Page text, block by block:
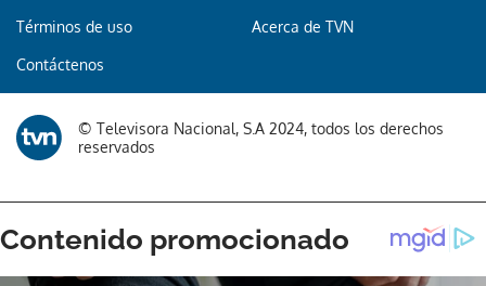
ACEPTAR
Términos de uso Acerca de TVN
Contáctenos
© Televisora Nacional, S.A 2024, todos los derechos
reservados